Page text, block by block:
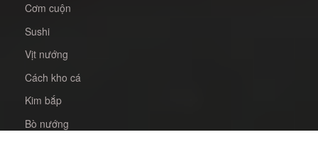
Cơm cuộn
Sushi
Vịt nướng
Cách kho cá
Kim bắp
Bò nướng